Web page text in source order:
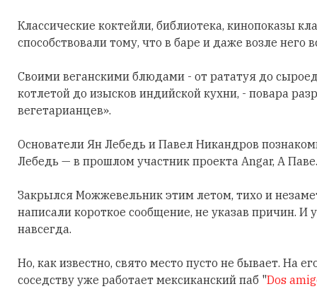
Классические коктейли, библиотека, кинопоказы
способствовали тому, что в баре и даже возле него
Своими веганскими блюдами - от рататуя до
котлетой до изысков индийской кухни, - повара
вегетарианцев».
Основатели Ян Лебедь и Павел Никандров
Лебедь — в прошлом участник проекта Angar, А
Закрылся Можжевельник этим летом, тихо и
написали короткое сообщение, не указав причин.
навсегда.
Но, как известно, свято место пусто не бывает. На
соседству уже работает мексиканский паб "Dos